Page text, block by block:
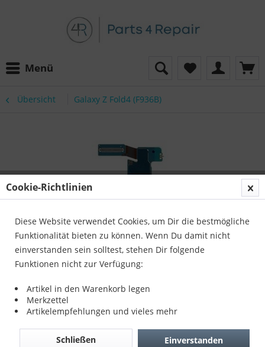
Menü
Übersicht Galaxy Z Fold4 (F936B)
16,90 € *
zzgl. Versandkosten
Cookie-Richtlinien
Diese Website verwendet Cookies, um Dir die bestmögliche
Funktionalität bieten zu können. Wenn Du damit nicht
einverstanden sein solltest, stehen Dir folgende
Funktionen nicht zur Verfügung:
Artikel in den Warenkorb legen
Merkzettel
Artikelempfehlungen und vieles mehr
Einverstanden
Schließen